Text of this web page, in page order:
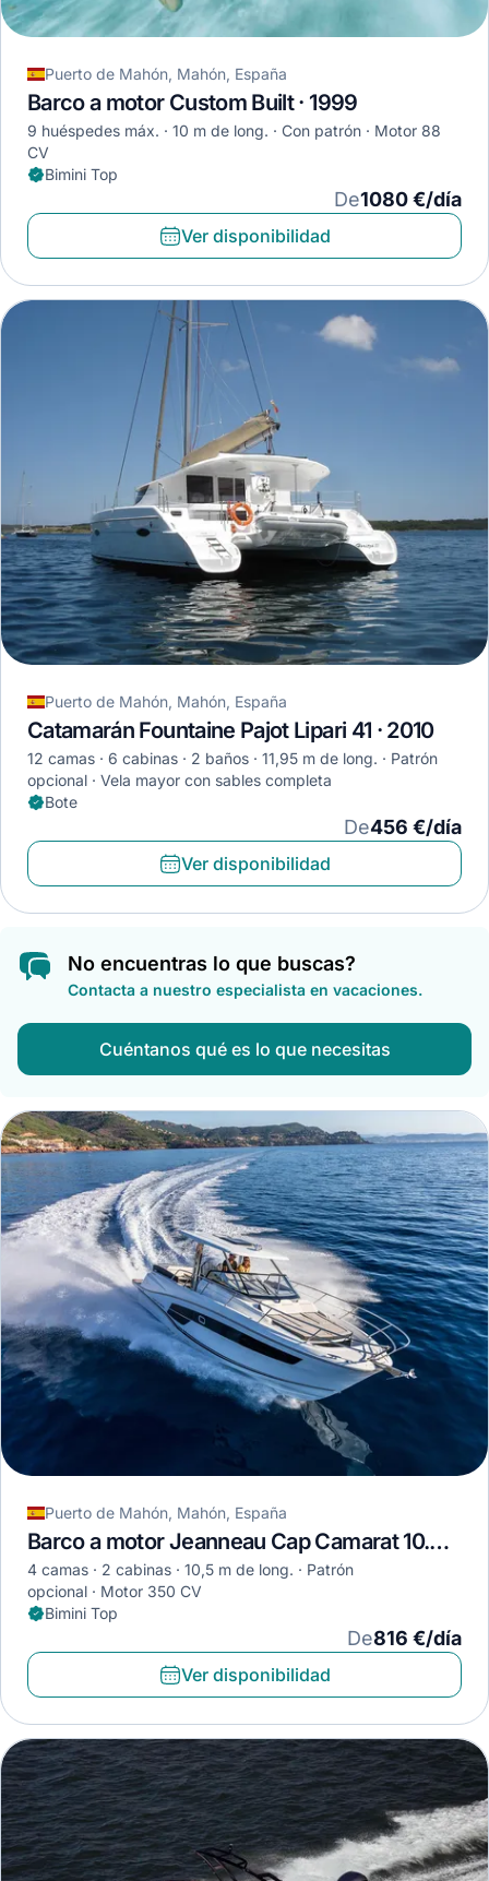
Puerto de Mahón, Mahón, España
Barco a motor Custom Built · 1999
9 huéspedes máx. 10 m de long. Con patrón
Motor 88
CV
Bimini Top
De1080 €/día
Ver disponibilidad
Puerto de Mahón, Mahón, España
Catamarán Fountaine Pajot Lipari 41 · 2010
12 camas 6 cabinas 2 baños 11,95 m de long.
Patrón
opcional
Vela mayor con sables completa
Bote
De456 €/día
Ver disponibilidad
No encuentras lo que buscas?
Contacta a nuestro especialista en vacaciones.
Cuéntanos qué es lo que necesitas
Puerto de Mahón, Mahón, España
Barco a motor Jeanneau Cap Camarat 10.5 WA · 2021
4 camas 2 cabinas 10,5 m de long.
Patrón
opcional
Motor 350 CV
Bimini Top
De816 €/día
Ver disponibilidad